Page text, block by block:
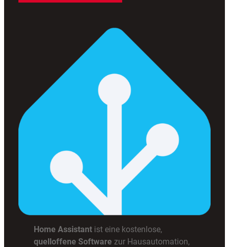
Home Assistant ist eine kostenlose,
quelloffene Software zur Hausautomation,